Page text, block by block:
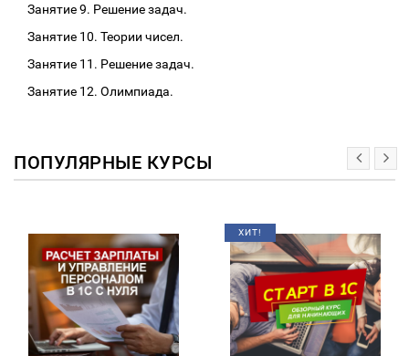
Занятие 9. Решение задач.
Занятие 10. Теории чисел.
Занятие 11. Решение задач.
Занятие 12. Олимпиада.
ПОПУЛЯРНЫЕ КУРСЫ
ХИТ!